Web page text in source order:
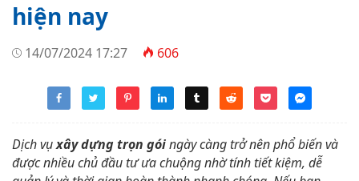
hiện nay
14/07/2024 17:27 606
Dịch vụxây dựng trọn góingày càng trở nên phổ biến và
được nhiều chủ đầu tư ưa chuộng nhờ tính tiết kiệm, dễ